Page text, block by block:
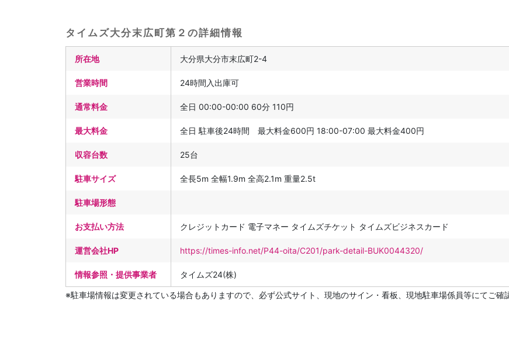
タイムズ大分末広町第２の詳細情報
所在地 大分県大分市末広町2-4
営業時間 24時間入出庫可
通常料金 全日 00:00-00:00 60分 110円
最大料金 全日 駐車後24時間 最大料金600円 18:00-07:00 最大料金400円
収容台数 25台
駐車サイズ 全長5m 全幅1.9m 全高2.1m 重量2.5t
駐車場形態
お支払い方法 クレジットカード 電子マネー タイムズチケット タイムズビジネスカード
運営会社HP https://times-info.net/P44-oita/C201/park-detail-BUK0044320/
情報参照・提供事業者 タイムズ24(株)
※駐車場情報は変更されている場合もありますので、必ず公式サイト、現地のサイン・看板、現地駐車場係員等にてご確